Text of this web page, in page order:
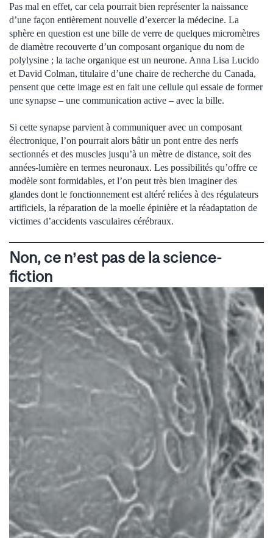
Pas mal en effet, car cela pourrait bien représenter la naissance
d’une façon entièrement nouvelle d’exercer la médecine. La
sphère en question est une bille de verre de quelques micromètres
de diamètre recouverte d’un composant organique du nom de
polylysine ; la tache organique est un neurone. Anna Lisa Lucido
et David Colman, titulaire d’une chaire de recherche du Canada,
pensent que cette image est en fait une cellule qui essaie de former
une synapse – une communication active – avec la bille.
Si cette synapse parvient à communiquer avec un composant
électronique, l’on pourrait alors bâtir un pont entre des nerfs
sectionnés et des muscles jusqu’à un mètre de distance, soit des
années-lumière en termes neuronaux. Les possibilités qu’offre ce
modèle sont formidables, et l’on peut très bien imaginer des
glandes dont le fonctionnement est altéré reliées à des régulateurs
artificiels, la réparation de la moelle épinière et la réadaptation de
victimes d’accidents vasculaires cérébraux.
Non, ce n’est pas de la science-
fiction